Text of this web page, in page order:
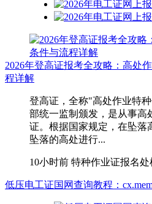
2026年登高证报考全攻略：高处
程详解
登高证，全称"高处作业特
部统一监制颁发，是从事高
证。根据国家规定，在坠落
坠落的高处进行...
10小时前 特种作业证报名处
低压电工证国网查询教程：